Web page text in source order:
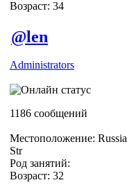
Возраст: 34
@len
Administrators
1186 сообщений
Местоположение: Russia
Str
Род занятий:
Возраст: 32